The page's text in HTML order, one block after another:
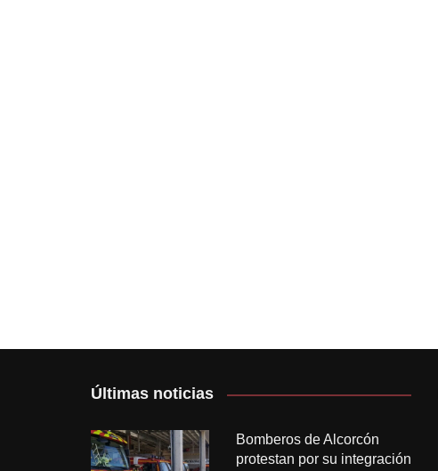
Últimas noticias
Bomberos de Alcorcón
protestan por su integración